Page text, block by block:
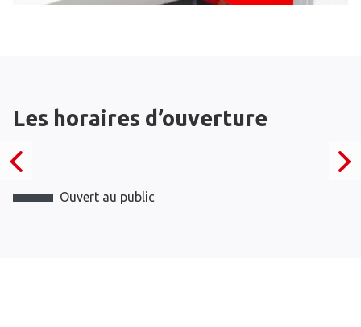
Les horaires d’ouverture
Ouvert au public